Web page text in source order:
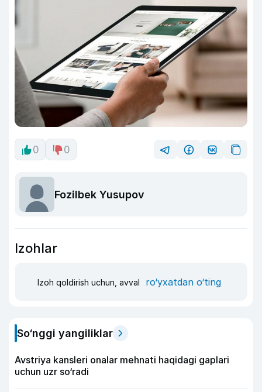
0 0
Fozilbek Yusupov
Izohlar
Izoh qoldirish uchun, avval ro‘yxatdan o‘ting
So‘nggi yangiliklar
Avstriya kansleri onalar mehnati haqidagi gaplari
uchun uzr so‘radi